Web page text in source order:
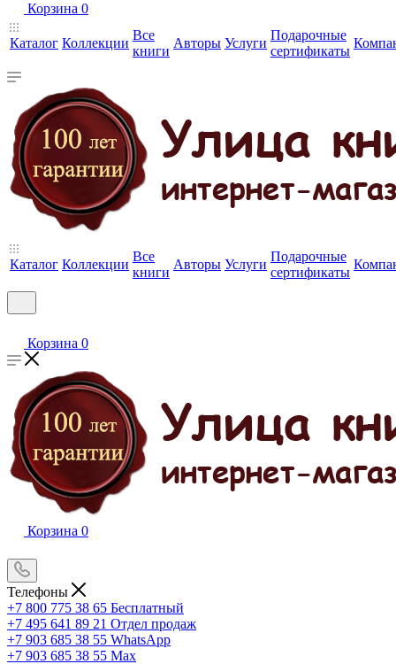
Корзина 0
Каталог Коллекции
Все
книги
Авторы Услуги
Подарочные
сертификаты
Каталог Коллекции
Все
книги
Авторы Услуги
Подарочные
сертификаты
Корзина 0
Корзина 0
Телефоны
+7 800 775 38 65 Бесплатный
+7 495 641 89 21 Отдел продаж
+7 903 685 38 55 WhatsApp
+7 903 685 38 55 Max